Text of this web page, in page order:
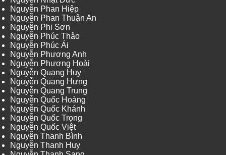
Nguyễn Phan Hiệp
Nguyễn Phan Thuận An
Nguyễn Phi Sơn
Nguyễn Phúc Thảo
Nguyễn Phúc Ái
Nguyễn Phương Anh
Nguyễn Phương Hoài
Nguyễn Quang Huy
Nguyễn Quang Hưng
Nguyễn Quang Trung
Nguyễn Quốc Hoàng
Nguyễn Quốc Khánh
Nguyễn Quốc Trọng
Nguyễn Quốc Việt
Nguyễn Thanh Bình
Nguyễn Thanh Huy